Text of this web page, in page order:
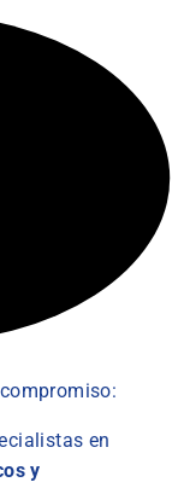
en
y